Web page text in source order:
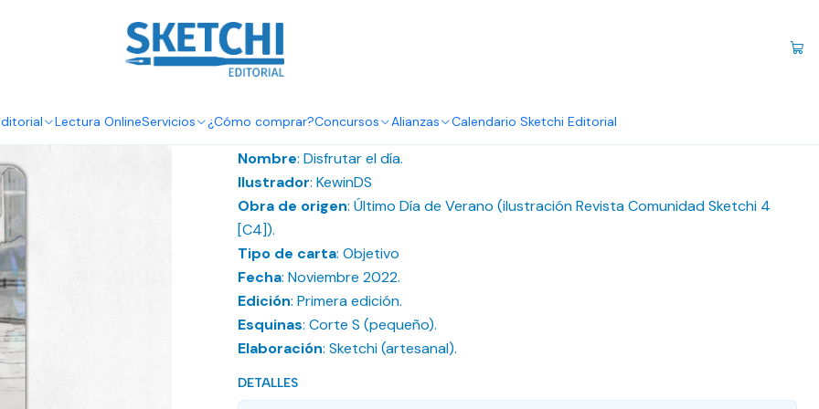
Lectura OnlineServicios ¿Cómo comprar?Concursos Alianzas Calendario Sketchi Editorial
Cartas Ilustradas Carta Ilustrada - Disfrutar el día
DESCRIPCIÓN
Nombre: Disfrutar el día.
Ilustrador: KewinDS
Obra de origen: Último Día de Verano (ilustración Revista Comunidad Sketchi 4
[C4]).
Tipo de carta: Objetivo
Fecha: Noviembre 2022.
Edición: Primera edición.
Esquinas: Corte S (pequeño).
Elaboración: Sketchi (artesanal).
DETALLES